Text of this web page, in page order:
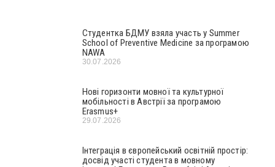
Студентка БДМУ взяла участь у Summer
School of Preventive Medicine за програмою
NAWA
30.07.2026
Нові горизонти мовної та культурної
мобільності в Австрії за програмою
Erasmus+
29.07.2026
Інтеграція в європейський освітній простір:
досвід участі студента в мовному